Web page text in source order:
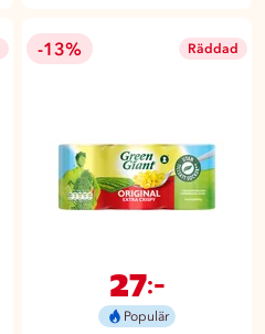
-13% Räddad
27:-
Populär